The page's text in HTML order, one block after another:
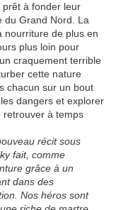
prêt à fonder leur
du Grand Nord. La
nourriture de plus en
plus loin pour
craquement terrible
cette nature
chacun sur un bout
dangers et explorer
retrouver à temps
récit sous
fait, comme
grâce à un
dans des
Nos héros sont